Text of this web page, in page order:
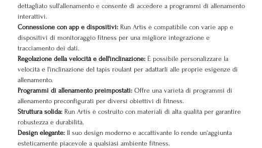
dettagliato sull'allenamento e consente di accedere a programmi di allenamento
interattivi.
Connessione con app e dispositivi: Run Artis è compatibile con varie app e
dispositivi di monitoraggio fitness per una migliore integrazione e
tracciamento dei dati.
Regolazione della velocità e dell'inclinazione: È possibile personalizzare la
velocità e l'inclinazione del tapis roulant per adattarli alle proprie esigenze di
allenamento.
Programmi di allenamento preimpostati: Offre una varietà di programmi di
allenamento preconfigurati per diversi obiettivi di fitness.
Struttura solida: Run Artis è costruito con materiali di alta qualità per garantire
robustezza e durabilità.
Design elegante: Il suo design moderno e accattivante lo rende un'aggiunta
esteticamente piacevole a qualsiasi ambiente fitness.